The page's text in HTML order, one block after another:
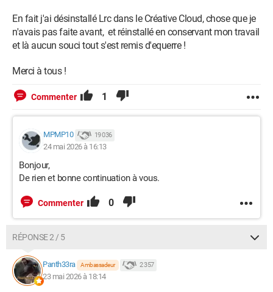
En fait j'ai désinstallé Lrc dans le Créative Cloud, chose que je
n'avais pas faite avant, et réinstallé en conservant mon travail
et là aucun souci tout s'est remis d'equerre !
Merci à tous !
Commenter 1
MPMP10 19 036
24 mai 2026 à 16:13
Bonjour,
De rien et bonne continuation à vous.
Commenter 0
RÉPONSE 2 / 5
Panth33ra Ambassadeur 2 357
23 mai 2026 à 18:14